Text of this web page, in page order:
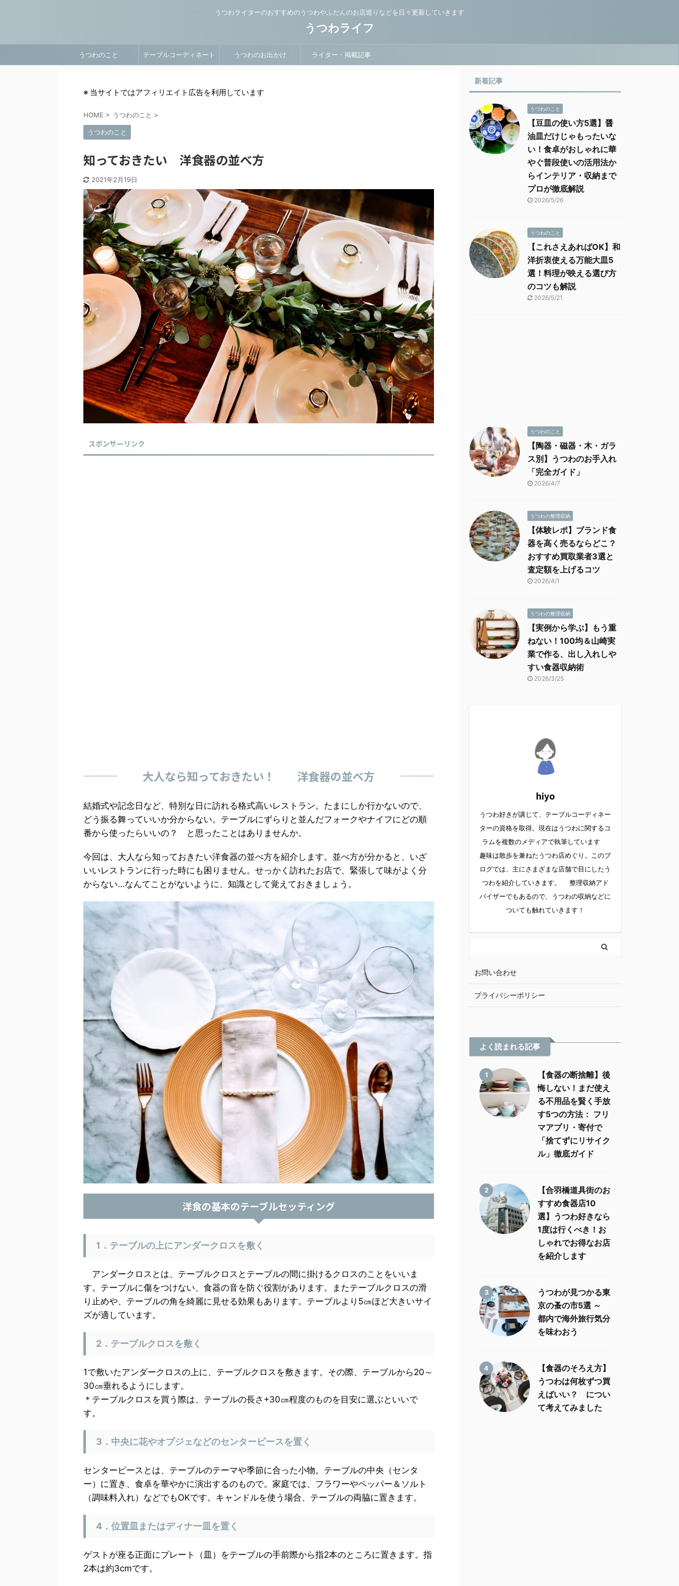
うつわライターのおすすめのうつわやふだんのお店巡りなどを日々更新していきます
うつわライフ
うつわのこと テーブルコーディネート うつわのお出かけ ライター・掲載記事
※ 当サイトではアフィリエイト広告を利用しています
HOME > うつわのこと >
うつわのこと
知っておきたい 洋食器の並べ方
2021年2月19日
スポンサーリンク
大人なら知っておきたい！ 洋食器の並べ方
結婚式や記念日など、特別な日に訪れる格式高いレストラン。 たまにしか行かないので、
どう振る舞っていいか分からない。 テーブルにずらりと並んだフォークやナイフにどの順
番から使ったらいいの？ と思ったことはありませんか。
今回は、大人なら知っておきたい洋食器の並べ方を紹介します。 並べ方が分かると、いざ
いいレストランに行った時にも困りません。 せっかく訪れたお店で、緊張して味がよく分
からない…なんてことがないように、知識として覚えておきましょう。
洋食の基本のテーブルセッティング
1．テーブルの上にアンダークロスを敷く
アンダークロスとは、テーブルクロスとテーブルの間に掛けるクロスのことをいいま
す。テーブルに傷をつけない、食器の音を防ぐ役割があります。またテーブルクロスの滑
り止めや、テーブルの角を綺麗に見せる効果もあります。 テーブルより5㎝ほど大きいサイ
ズが適しています。
2．テーブルクロスを敷く
1で敷いたアンダークロスの上に、テーブルクロスを敷きます。その際、テーブルから20～
30㎝垂れるようにします。
＊テーブルクロスを買う際は、テーブルの長さ+30㎝程度のものを目安に選ぶといいで
す。
3．中央に花やオブジェなどのセンターピースを置く
センターピースとは、テーブルのテーマや季節に合った小物。テーブルの中央（センタ
ー）に置き、食卓を華やかに演出するのもので。 家庭では、フラワーやペッパー＆ソルト
（調味料入れ）などでもOKです。 キャンドルを使う場合、テーブルの両脇に置きます。
4．位置皿またはディナー皿を置く
ゲストが座る正面にプレート（皿）をテーブルの手前際から指2本のところに置きます。指
2本は約3cmです。
新着記事
うつわのこと
【豆皿の使い方5選】醤
油皿だけじゃもったいな
い！食卓がおしゃれに華
やぐ普段使いの活用法か
らインテリア・収納まで
プロが徹底解説
2026/5/26
うつわのこと
【これさえあればOK】和
洋折衷使える万能大皿5
選！料理が映える選び方
のコツも解説
2026/5/21
うつわのこと
【陶器・磁器・木・ガラ
ス別】うつわのお手入れ
「完全ガイド」
2026/4/7
うつわの整理収納
【体験レポ】ブランド食
器を高く売るならどこ？
おすすめ買取業者3選と
査定額を上げるコツ
2026/4/1
うつわの整理収納
【実例から学ぶ】もう重
ねない！100均＆山崎実
業で作る、出し入れしや
すい食器収納術
2026/3/25
hiyo
うつわ好きが講じて、テーブルコーディネー
ターの資格を取得。現在はうつわに関するコ
ラムを複数のメディアで執筆しています
趣味は散歩を兼ねたうつわ店めぐり。このブ
ログでは、主にさまざまな店舗で目にしたう
つわを紹介していきます。 整理収納アド
バイザーでもあるので、うつわの収納などに
ついても触れていきます！
お問い合わせ
プライバシーポリシー
よく読まれる記事
1
【食器の断捨離】後
悔しない！まだ使え
る不用品を賢く手放
す5つの方法： フリ
マアプリ・寄付で
「捨てずにリサイク
ル」徹底ガイド
2
【合羽橋道具街のお
すすめ食器店10
選】うつわ好きなら
1度は行くべき！お
しゃれでお得なお店
を紹介します
3
うつわが見つかる東
京の蚤の市5選 ～
都内で海外旅行気分
を味わおう
4
【食器のそろえ方】
うつわは何枚ずつ買
えばいい？ につい
て考えてみました